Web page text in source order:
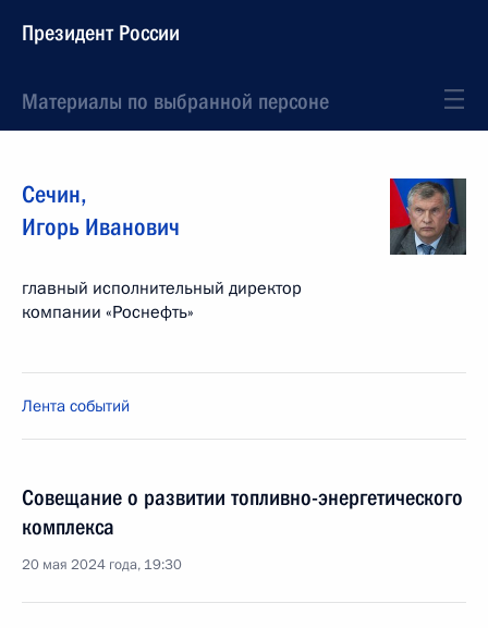
Президент России
Материалы по выбранной персоне
Сечин,
Игорь Иванович
главный исполнительный директор
компании «Роснефть»
Лента событий
Совещание о развитии топливно-энергетического
комплекса
20 мая 2024 года, 19:30